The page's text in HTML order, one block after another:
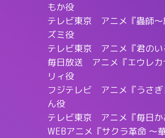
もか役
テレビ東京 アニメ『蟲師～
ズミ役
テレビ東京 アニメ『君のい
毎日放送 アニメ『エウレカ
リィ役
フジテレビ アニメ『うさぎ
ん役
テレビ東京 アニメ『毎日か
WEBアニメ『サクラ革命 ～